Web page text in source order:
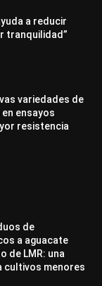
a reducir
tranquilidad”
variedades de
ensayos
resistencia
de
a aguacate
de LMR: una
cultivos menores